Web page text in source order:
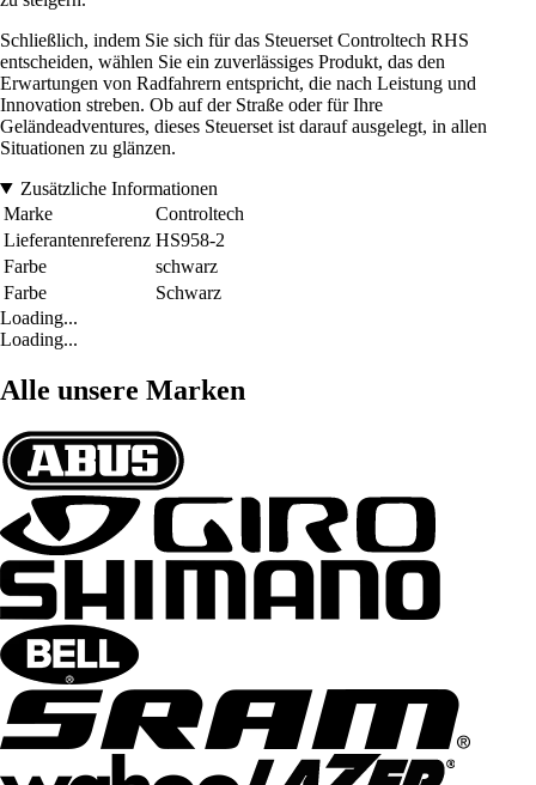
Schließlich, indem Sie sich für das Steuerset Controltech RHS
entscheiden, wählen Sie ein zuverlässiges Produkt, das den
Erwartungen von Radfahrern entspricht, die nach Leistung und
Innovation streben. Ob auf der Straße oder für Ihre
Geländeadventures, dieses Steuerset ist darauf ausgelegt, in allen
Situationen zu glänzen.
Zusätzliche Informationen
Marke
Controltech
Lieferantenreferenz HS958-2
Farbe
schwarz
Farbe
Schwarz
Loading...
Loading...
Alle unsere Marken